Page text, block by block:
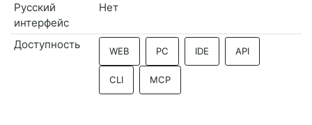
Русский
интерфейс
Нет
Доступность WEB PC IDE API
CLI MCP